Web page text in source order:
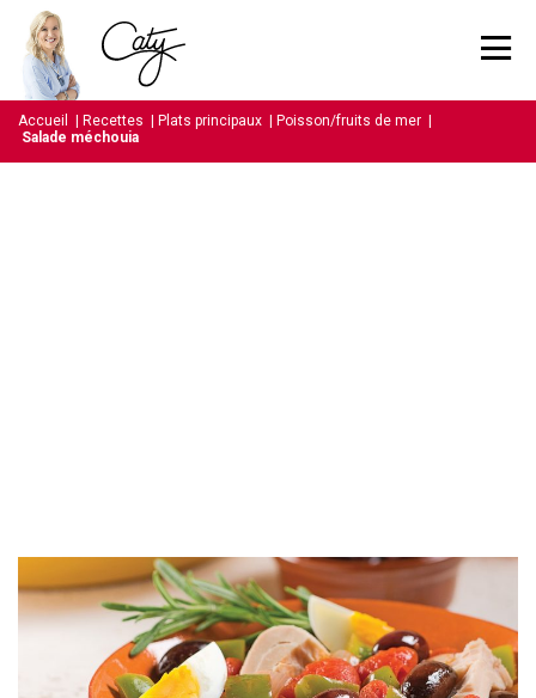
Accueil Recettes Plats principaux Poisson/fruits de mer
Salade méchouia